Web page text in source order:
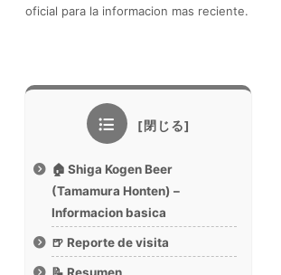
oficial para la informacion mas reciente.
🏠 Shiga Kogen Beer
(Tamamura Honten) –
Informacion basica
🍺 Reporte de visita